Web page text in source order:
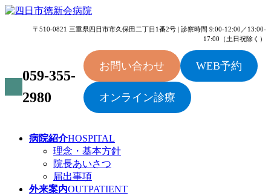
コ
キ
ナ
に
〒510-0821 三重県四日市市久保田二丁目1番2号 | 診察時間 9:00-12:00／13:00-
17:00（土日祝除く）
059-355-
2980
お問い合わせ WEB予約
オンライン診療
病院紹介HOSPITAL
理念・基本方針
院長あいさつ
届出事項
外来案内OUTPATIENT